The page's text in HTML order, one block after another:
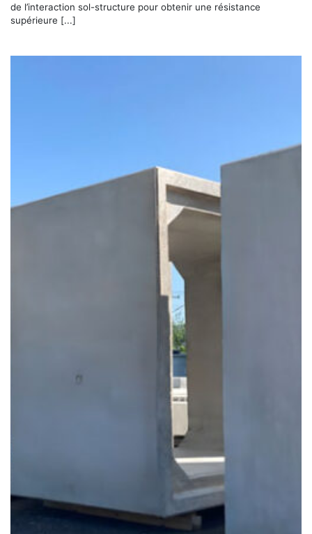
de l’interaction sol-structure pour obtenir une résistance
supérieure [...]